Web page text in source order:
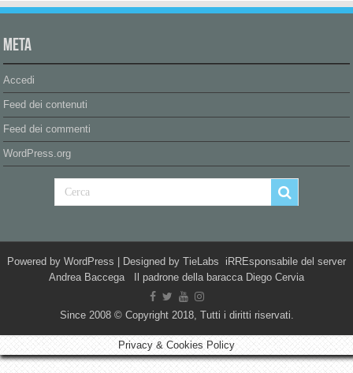
Meta
Accedi
Feed dei contenuti
Feed dei commenti
WordPress.org
Powered by WordPress | Designed by TieLabs iRREsponsabile del server
Andrea Baccega Il padrone della baracca Diego Cervia
Since 2008 © Copyright 2018, Tutti i diritti riservati.
Privacy & Cookies Policy